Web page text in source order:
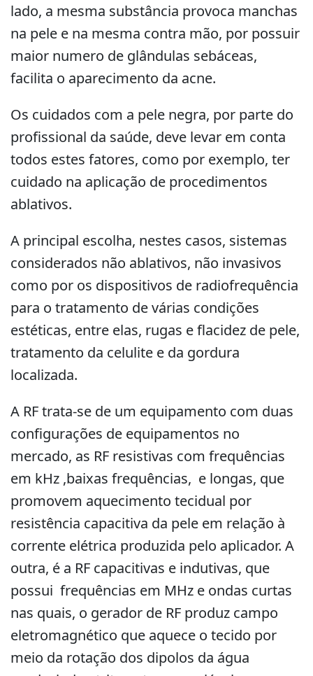
lado, a mesma substância provoca manchas
na pele e na mesma contra mão, por possuir
maior numero de glândulas sebáceas,
facilita o aparecimento da acne.
Os cuidados com a pele negra, por parte do
profissional da saúde, deve levar em conta
todos estes fatores, como por exemplo, ter
cuidado na aplicação de procedimentos
ablativos.
A principal escolha, nestes casos, sistemas
considerados não ablativos, não invasivos
como por os dispositivos de radiofrequência
para o tratamento de várias condições
estéticas, entre elas, rugas e flacidez de pele,
tratamento da celulite e da gordura
localizada.
A RF trata-se de um equipamento com duas
configurações de equipamentos no
mercado, as RF resistivas com frequências
em kHz ,baixas frequências, e longas, que
promovem aquecimento tecidual por
resistência capacitiva da pele em relação à
corrente elétrica produzida pelo aplicador. A
outra, é a RF capacitivas e indutivas, que
possui frequências em MHz e ondas curtas
nas quais, o gerador de RF produz campo
eletromagnético que aquece o tecido por
meio da rotação dos dipolos da água